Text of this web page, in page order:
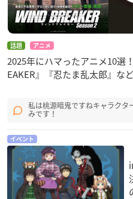
話題 アニメ
2025年にハマったアニメ10選
EAKER』『忍たま乱太郎』な
私は桃源暗鬼ですねキャラクタ
みです！
イベント